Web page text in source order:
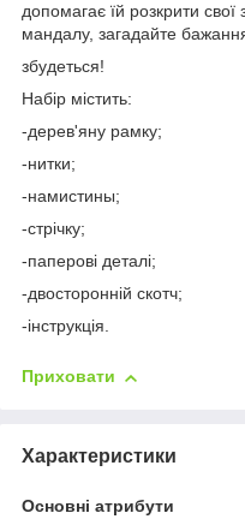
допомагає їй розкрити
мандалу, загадайте
збудеться!
Набір містить:
-дерев'яну рамку;
-нитки;
-намистины;
-стрічку;
-паперові деталі;
-двосторонній скотч;
-інструкція.
Приховати
Характеристики
Основні атрибути